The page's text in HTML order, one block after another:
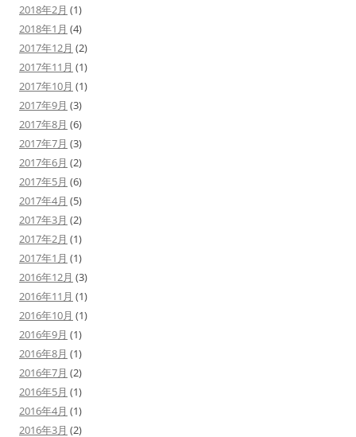
2018年2月 (1)
2018年1月 (4)
2017年12月 (2)
2017年11月 (1)
2017年10月 (1)
2017年9月 (3)
2017年8月 (6)
2017年7月 (3)
2017年6月 (2)
2017年5月 (6)
2017年4月 (5)
2017年3月 (2)
2017年2月 (1)
2017年1月 (1)
2016年12月 (3)
2016年11月 (1)
2016年10月 (1)
2016年9月 (1)
2016年8月 (1)
2016年7月 (2)
2016年5月 (1)
2016年4月 (1)
2016年3月 (2)